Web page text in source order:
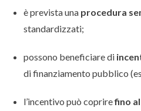
è prevista una procedura
standardizzati;
possono beneficiare di
di finanziamento pubblico
l’incentivo può coprirefino